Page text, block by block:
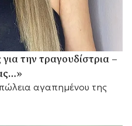
την τραγουδίστρια –
αγαπημένου της